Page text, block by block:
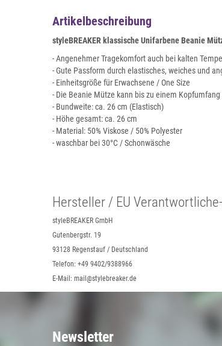
Artikelbeschreibung
styleBREAKER klassische Unifarbene Beanie
- Angenehmer Tragekomfort auch bei kalten
- Gute Passform durch elastisches, weiches und
- Einheitsgröße für Erwachsene / One Size
- Die Beanie Mütze kann bis zu einem
- Bundweite: ca. 26 cm (Elastisch)
- Höhe gesamt: ca. 26 cm
- Material: 50% Viskose / 50% Polyester
- waschbar bei 30°C / Schonwäsche
Hersteller / EU
styleBREAKER GmbH
Gutenbergstr. 19
93128 Regenstauf / Deutschland
Telefon: +49 9402/9388966
E-Mail: mail@stylebreaker.de
Newsletter